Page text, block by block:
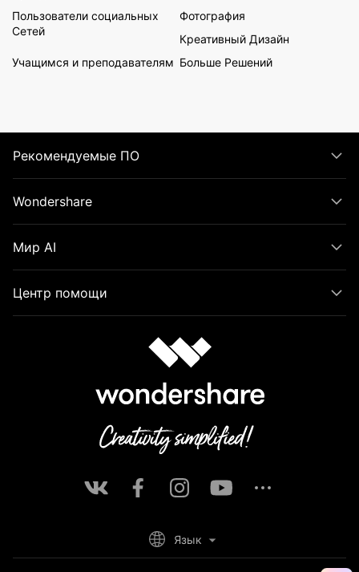
Пользователи социальных
Сетей
Фотография
Креативный Дизайн
Учащимся и преподавателям Больше Решений
Рекомендуемые ПО
Wondershare
Мир AI
Центр помощи
Язык